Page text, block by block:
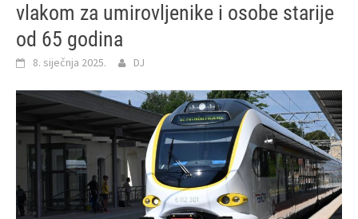
vlakom za umirovljenike i osobe starije
od 65 godina
8. siječnja 2025. DJ